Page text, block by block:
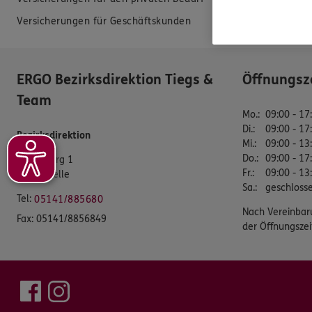
Versicherungen für Geschäftskunden
ERGO Bezirksdirektion Tiegs &
Team
Bezirksdirektion
Bullenberg 1
29221 Celle
Tel: 05141/885680
Fax: 05141/8856849
Mo.: 09:00 -
Di.:
09:00 -
Mi.:
09:00 -
Do.: 09:00 -
Fr.:
09:00 -
Sa.:
Nach
der